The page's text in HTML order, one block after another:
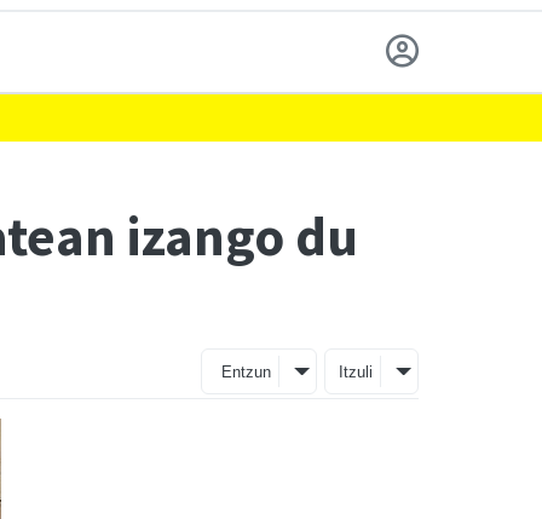
izango du
Entzun Itzuli